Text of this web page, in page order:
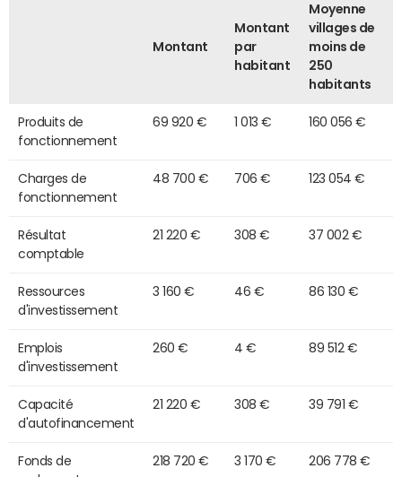
Montant
Montant
par
habitant
Moyenne
villages de
moins de
250
habitants
Produits de
fonctionnement
69 920 € 1 013 € 160 056 €
Charges de
fonctionnement
48 700 € 706 € 123 054 €
Résultat
comptable
21 220 € 308 € 37 002 €
Ressources
d'investissement
3 160 € 46 € 86 130 €
Emplois
d'investissement
260 € 4 € 89 512 €
Capacité
d'autofinancement
21 220 € 308 € 39 791 €
Fonds de
218 720 € 3 170 € 206 778 €